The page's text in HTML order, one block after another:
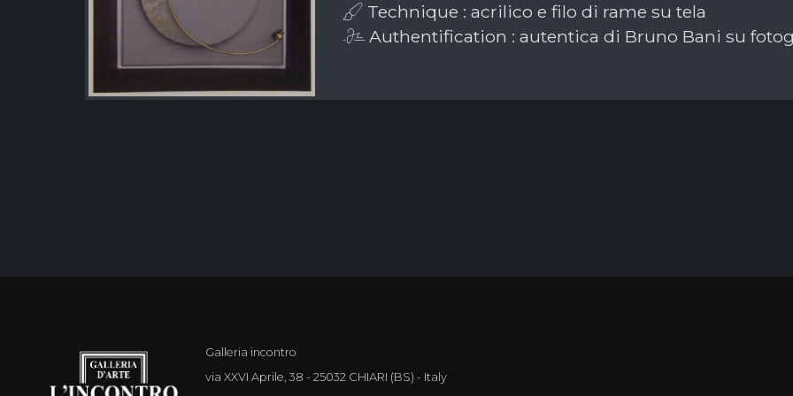
Technique : acrilico e filo di rame su tela
Authentification : autentica di Bruno Bani su
Galleria incontro
via XXVI Aprile, 38 - 25032 CHIARI (BS) - Italy